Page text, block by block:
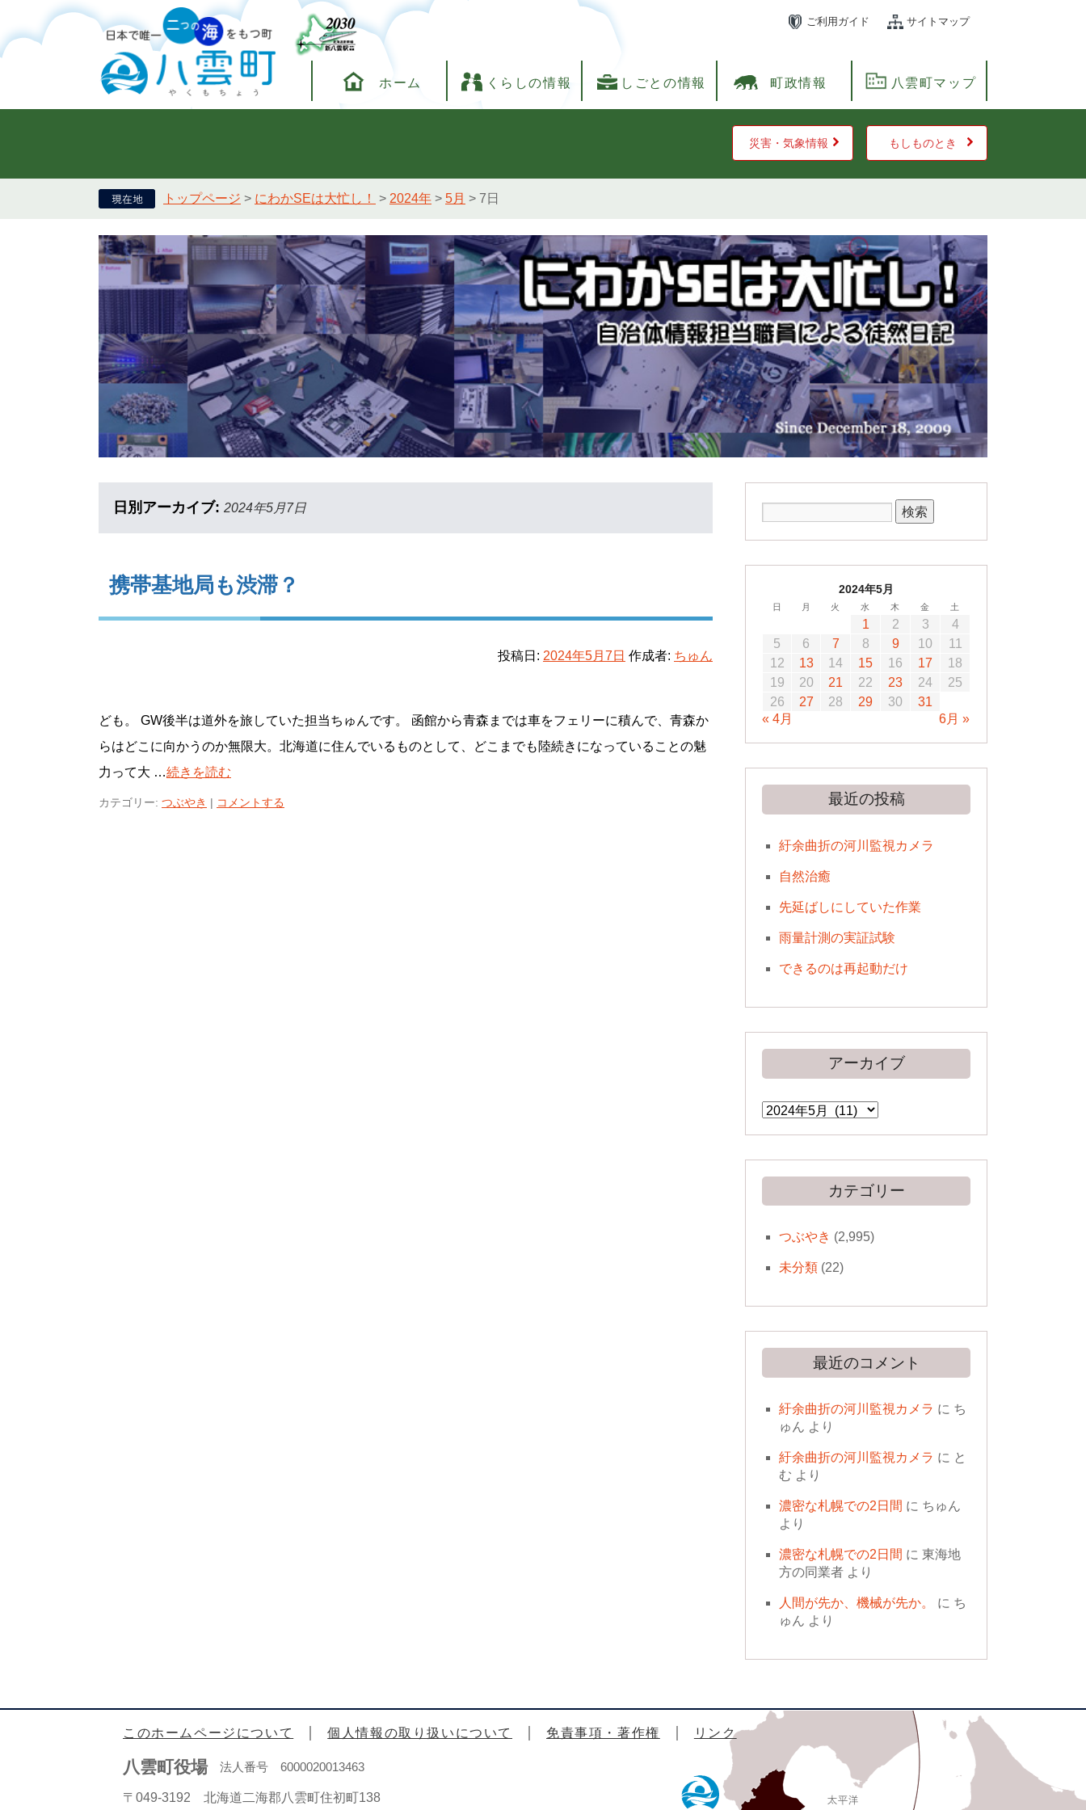
ご利用ガイド サイトマップ
ホーム くらしの情報 しごとの情報 町政情報 八雲町マップ
災害・気象情報 もしものとき
トップページ > にわかSEは大忙し！ > 2024年 > 5月 > 7日
日別アーカイブ: 2024年5月7日
携帯基地局も渋滞？
投稿日: 2024年5月7日 作成者: ちゅん
ども。 GW後半は道外を旅していた担当ちゅんです。 函館から青森までは車をフェリーに積んで、青森か
らはどこに向かうのか無限大。北海道に住んでいるものとして、どこまでも陸続きになっていることの魅
力って大 …続きを読む
カテゴリー: つぶやき | コメントする
2024年5月
日 月 火 水 木 金 土
1 2 3
4
5
6 7 8 9 10
11
12
13 14 15 16 17
18
19
20 21 22 23 24
25
26
27 28 29 30
31
« 4月
6月 »
最近の投稿
紆余曲折の河川監視カメラ
自然治癒
先延ばしにしていた作業
雨量計測の実証試験
できるのは再起動だけ
アーカイブ
ア
ー
カ
カテゴリー
つぶやき (2,995)
未分類(22)
最近のコメント
紆余曲折の河川監視カメラ に ち
ゅん より
紆余曲折の河川監視カメラ に と
む より
濃密な札幌での2日間 に ちゅん
より
濃密な札幌での2日間 に 東海地
方の同業者より
人間が先か、機械が先か。 に ち
ゅん より
このホームページについて 個人情報の取り扱いについて 免責事項・著作権 リンク
八雲町役場法人番号 6000020013463
〒049-3192 北海道二海郡八雲町住初町138